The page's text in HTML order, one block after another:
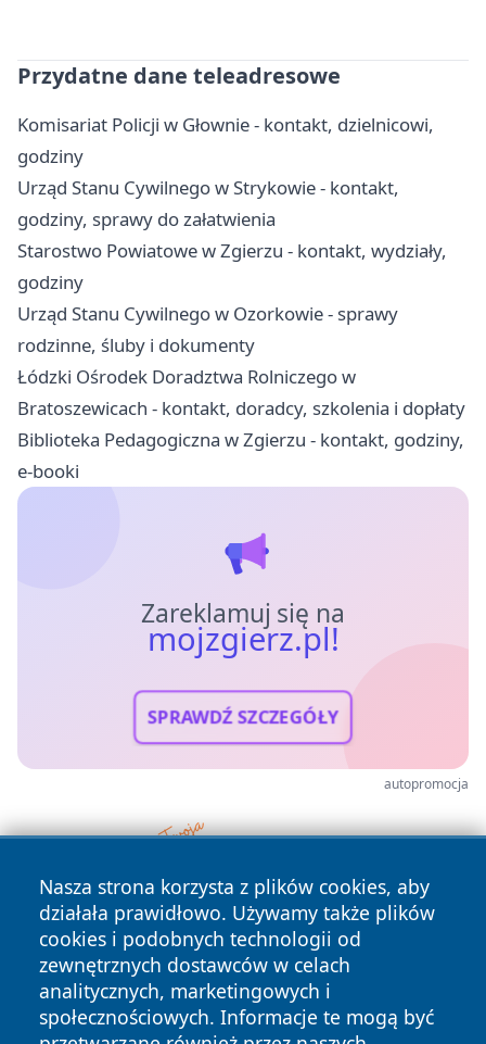
Przydatne dane teleadresowe
Komisariat Policji w Głownie - kontakt, dzielnicowi,
godziny
Urząd Stanu Cywilnego w Strykowie - kontakt,
godziny, sprawy do załatwienia
Starostwo Powiatowe w Zgierzu - kontakt, wydziały,
godziny
Urząd Stanu Cywilnego w Ozorkowie - sprawy
rodzinne, śluby i dokumenty
Łódzki Ośrodek Doradztwa Rolniczego w
Bratoszewicach - kontakt, doradcy, szkolenia i dopłaty
Biblioteka Pedagogiczna w Zgierzu - kontakt, godziny,
e-booki
Zareklamuj się na
mojzgierz.pl!
SPRAWDŹ SZCZEGÓŁY
autopromocja
Nasza strona korzysta z plików cookies, aby
działała prawidłowo. Używamy także plików
cookies i podobnych technologii od
zewnętrznych dostawców w celach
analitycznych, marketingowych i
społecznościowych. Informacje te mogą być